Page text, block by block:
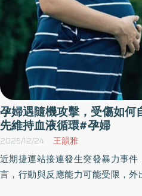
孕婦遇隨機攻擊，受傷如何
先維持血液循環#孕婦
2025/12/24 王韻雅
近期捷運站接連發生突發暴力事
言，行動與反應能力可能受限，外